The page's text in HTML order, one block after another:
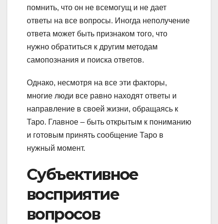
помнить, что он не всемогущ и не дает
ответы на все вопросы. Иногда неполучение
ответа может быть признаком того, что
нужно обратиться к другим методам
самопознания и поиска ответов.
Однако, несмотря на все эти факторы,
многие люди все равно находят ответы и
направление в своей жизни, обращаясь к
Таро. Главное – быть открытым к пониманию
и готовым принять сообщение Таро в
нужный момент.
Субъективное
восприятие
вопросов